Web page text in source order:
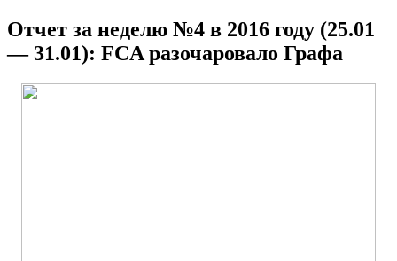
Отчет за неделю №4 в 2016 году (25.01
— 31.01): FCA разочаровало Графа